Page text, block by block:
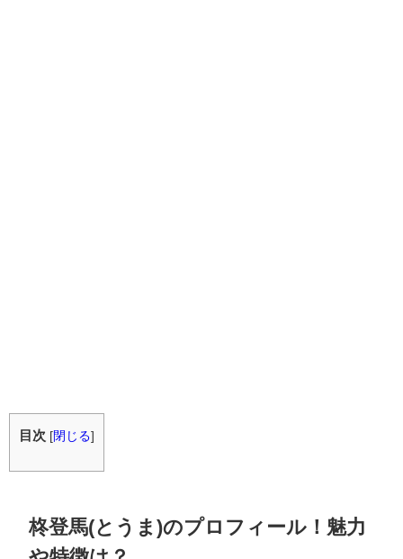
目次 [閉じる]
柊登馬(とうま)のプロフィール！魅力